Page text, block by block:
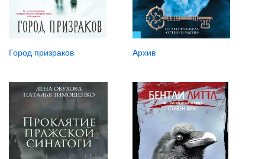
Город призраков Архив